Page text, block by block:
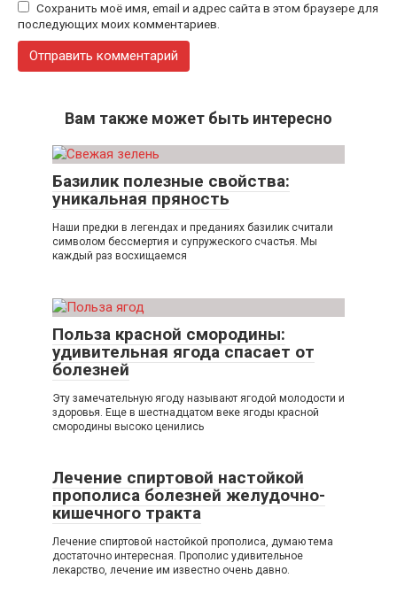
Сохранить моё имя, email и адрес сайта в этом браузере для
последующих моих комментариев.
Вам также может быть интересно
Базилик полезные свойства:
уникальная пряность
Наши предки в легендах и преданиях базилик считали
символом бессмертия и супружеского счастья. Мы
каждый раз восхищаемся
Польза красной смородины:
удивительная ягода спасает от
болезней
Эту замечательную ягоду называют ягодой молодости и
здоровья. Еще в шестнадцатом веке ягоды красной
смородины высоко ценились
Лечение спиртовой настойкой
прополиса болезней желудочно-
кишечного тракта
Лечение спиртовой настойкой прополиса, думаю тема
достаточно интересная. Прополис удивительное
лекарство, лечение им известно очень давно.